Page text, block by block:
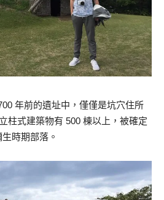
年前的遺址中，僅僅是坑穴住所
柱式建築物有 500 棟以上，被確定
時期部落。